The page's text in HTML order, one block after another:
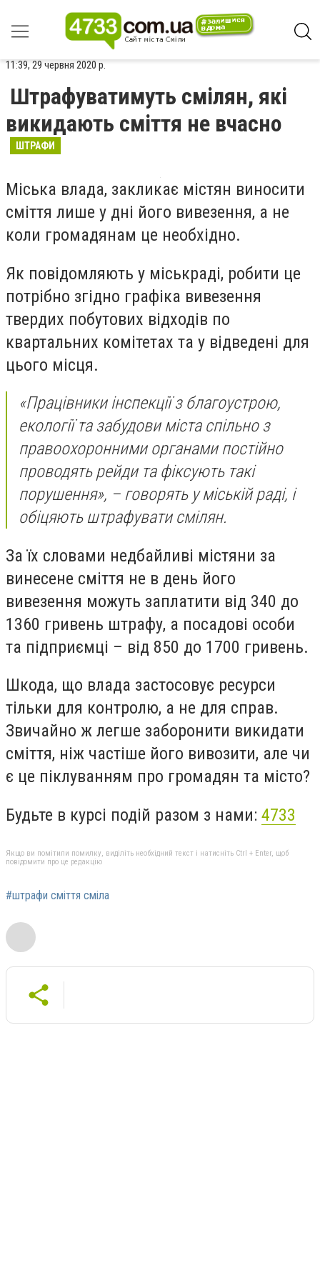
11:39, 29 червня 2020 р.
Штрафуватимуть смілян, які
викидають сміття не вчасно
ШТРАФИ
Міська влада, закликає містян виносити
сміття лише у дні його вивезення, а не
коли громадянам це необхідно.
Як повідомляють у міськраді, робити це
потрібно згідно графіка вивезення
твердих побутових відходів по
квартальних комітетах та у відведені для
цього місця.
«Працівники інспекції з благоустрою,
екології та забудови міста спільно з
правоохоронними органами постійно
проводять рейди та фіксують такі
порушення», – говорять у міській раді, і
обіцяють штрафувати смілян.
За їх словами недбайливі містяни за
винесене сміття не в день його
вивезення можуть заплатити від 340 до
1360 гривень штрафу, а посадові особи
та підприємці – від 850 до 1700 гривень.
Шкода, що влада застосовує ресурси
тільки для контролю, а не для справ.
Звичайно ж легше заборонити викидати
сміття, ніж частіше його вивозити, але чи
є це піклуванням про громадян та місто?
Будьте в курсі подій разом з нами: 4733
Якщо ви помітили помилку, виділіть необхідний текст і натисніть Ctrl + Enter, щоб
повідомити про це редакцію
#штрафи сміття сміла